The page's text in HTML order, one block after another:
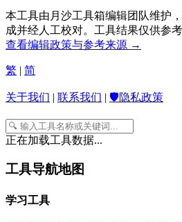
本工具由月沙工具箱编辑团队维护
成并经人工校对。工具结果仅供参
查看编辑政策与参考来源 →
繁 | 简
关于我们 | 联系我们 | 🛡️隐私政策
正在加载工具数据...
工具导航地图
学习工具